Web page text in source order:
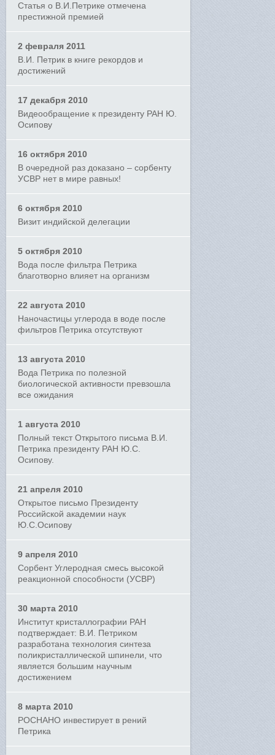
Статья о В.И.Петрике отмечена
престижной премией
2 февраля 2011
В.И. Петрик в книге рекордов и
достижений
17 декабря 2010
Видеообращение к президенту РАН Ю.
Осипову
16 октября 2010
В очередной раз доказано – сорбенту
УСВР нет в мире равных!
6 октября 2010
Визит индийской делегации
5 октября 2010
Вода после фильтра Петрика
благотворно влияет на организм
22 августа 2010
Наночастицы углерода в воде после
фильтров Петрика отсутствуют
13 августа 2010
Вода Петрика по полезной
биологической активности превзошла
все ожидания
1 августа 2010
Полный текст Открытого письма В.И.
Петрика президенту РАН Ю.С.
Осипову.
21 апреля 2010
Открытое письмо Президенту
Российской академии наук
Ю.С.Осипову
9 апреля 2010
Сорбент Углеродная смесь высокой
реакционной способности (УСВР)
30 марта 2010
Институт кристаллографии РАН
подтверждает: В.И. Петриком
разработана технология синтеза
поликристаллической шпинели, что
является большим научным
достижением
8 марта 2010
РОСНАНО инвестирует в рений
Петрика